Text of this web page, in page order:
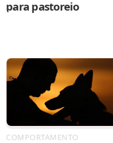
para pastoreio
COMPORTAMENTO